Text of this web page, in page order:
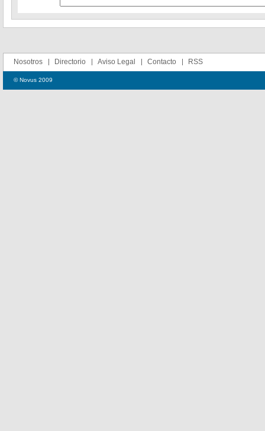
Nosotros Directorio Aviso Legal Contacto RSS
© Novus 2009